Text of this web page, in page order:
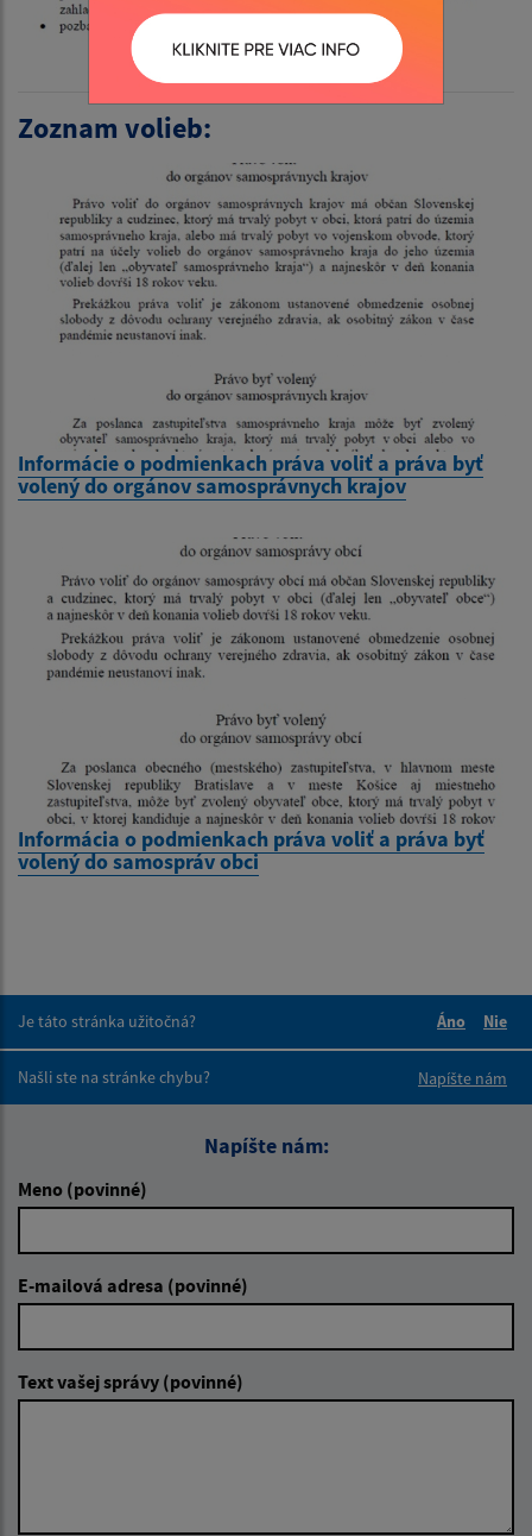
Zoznam volieb:
Informácie o podmienkach práva voliť a práva byť
volený do orgánov samosprávnych krajov
Informácia o podmienkach práva voliť a práva byť
volený do samospráv obci
Je táto stránka užitočná?
Áno
Nie
Našli ste na stránke chybu?
Napíšte nám
Napíšte nám:
Meno (povinné)
E-mailová adresa (povinné)
Text vašej správy (povinné)